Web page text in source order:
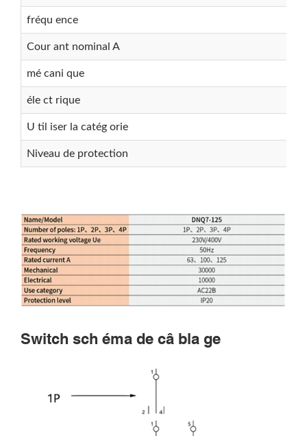
fréqu ence
Cour ant nominal A
mé cani que
éle ct rique
U til iser la catég orie
Niveau de protection
Switch sch éma de câ bla ge
Rechercher